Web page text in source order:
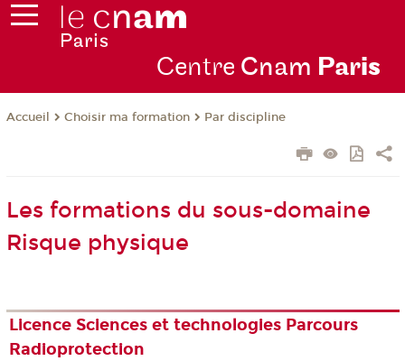
Centre Cnam Paris
Accueil Choisir ma formation Par discipline
Les formations du sous-domaine
Risque physique
Licence Sciences et technologies Parcours
Radioprotection